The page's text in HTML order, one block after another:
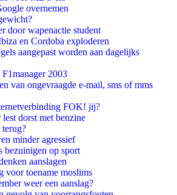
overnemen
door wapenactie student
en Cordoba exploderen
aangepast worden aan dagelijks
2003
van ongevraagde e-mail, sms of mms
FOK! jij?
dorst met benzine
minder agressief
bezuinigen op sport
aanslagen
voor toename moslims
weer een aanslag?